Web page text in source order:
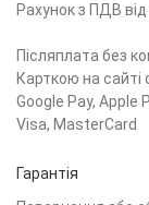
Рахунок з ПДВ
Післяплата без
Карткою на сайті
Google Pay, Apple
Visa, MasterCard
Гарантія